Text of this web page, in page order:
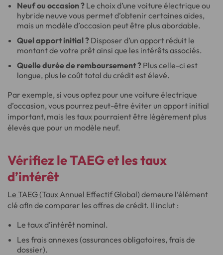
Neuf ou occasion ? Le choix d’une voiture électrique ou
hybride neuve vous permet d’obtenir certaines aides,
mais un modèle d’occasion peut être plus abordable.
Quel apport initial ? Disposer d’un apport réduit le
montant de votre prêt ainsi que les intérêts associés.
Quelle durée de remboursement ? Plus celle-ci est
longue, plus le coût total du crédit est élevé.
Par exemple, si vous optez pour une voiture électrique
d’occasion, vous pourrez peut-être éviter un apport initial
important, mais les taux pourraient être légèrement plus
élevés que pour un modèle neuf.
Vérifiez le TAEG et les taux
d’intérêt
Le TAEG (Taux Annuel Effectif Global) demeure l’élément
clé afin de comparer les offres de crédit. Il inclut :
Le taux d’intérêt nominal.
Les frais annexes (assurances obligatoires, frais de
dossier).